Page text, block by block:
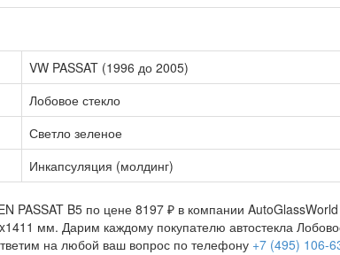
VW PASSAT (1996 до 2005)
Лобовое стекло
Светло зеленое
Инкапсуляция (молдинг)
PASSAT B5 по цене 8197 ₽ в компании
мм. Дарим каждому покупателю автостекла
на любой ваш вопрос по телефону +7 (495) 106-